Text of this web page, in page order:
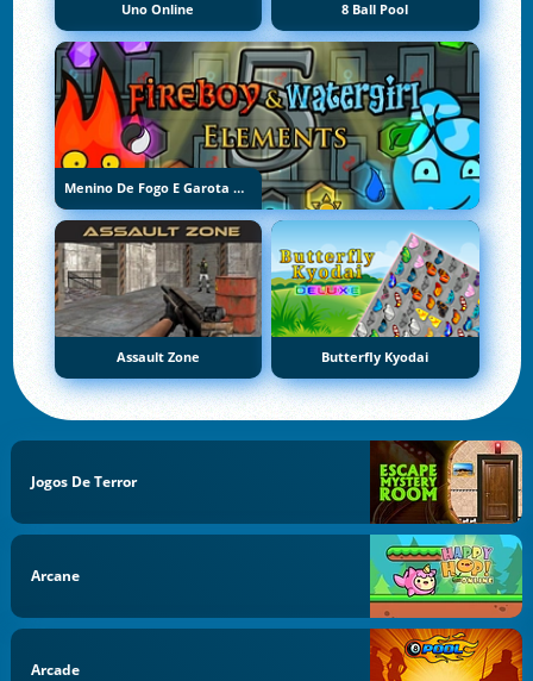
Uno Online 8 Ball Pool
Menino De Fogo E Garota De Água 5: Elementos
Assault Zone Butterfly Kyodai
Jogos De Terror
Arcane
Arcade